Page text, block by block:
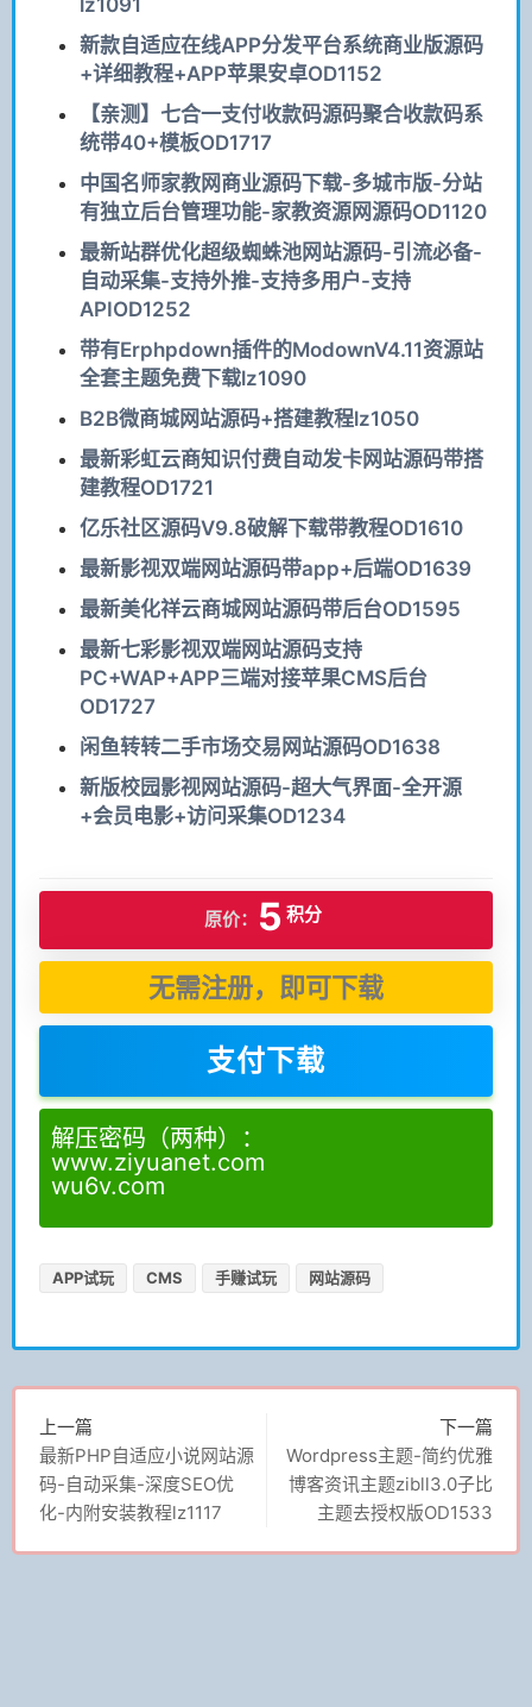
新款自适应在线APP分发平台系统商业版源码
+详细教程+APP苹果安卓OD1152
【亲测】七合一支付收款码源码聚合收款码系
统带40+模板OD1717
中国名师家教网商业源码下载-多城市版-分站
有独立后台管理功能-家教资源网源码OD1120
最新站群优化超级蜘蛛池网站源码-引流必备-
自动采集-支持外推-支持多用户-支持
APIOD1252
带有Erphpdown插件的ModownV4.11资源站
全套主题免费下载lz1090
B2B微商城网站源码+搭建教程lz1050
最新彩虹云商知识付费自动发卡网站源码带搭
建教程OD1721
亿乐社区源码V9.8破解下载带教程OD1610
最新影视双端网站源码带app+后端OD1639
最新美化祥云商城网站源码带后台OD1595
最新七彩影视双端网站源码支持
PC+WAP+APP三端对接苹果CMS后台
OD1727
闲鱼转转二手市场交易网站源码OD1638
新版校园影视网站源码-超大气界面-全开源
+会员电影+访问采集OD1234
原价： 5 积分
无需注册，即可下载
支付下载
解压密码（两种）：
www.ziyuanet.com
wu6v.com
APP试玩 CMS 手赚试玩 网站源码
上一篇
最新PHP自适应小说网站源
码-自动采集-深度SEO优
化-内附安装教程lz1117
下一篇
Wordpress主题-简约优雅
博客资讯主题zibll3.0子比
主题去授权版OD1533